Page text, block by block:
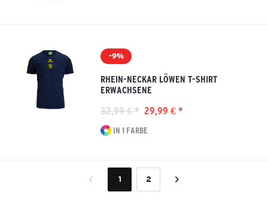
-9%
RHEIN-NECKAR LÖWEN T-SHIRT
ERWACHSENE
32,99 € * 29,99 € *
IN 1 FARBE
1 2